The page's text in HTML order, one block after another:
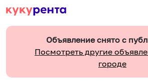
Объявление снято с
Посмотреть другие
городе